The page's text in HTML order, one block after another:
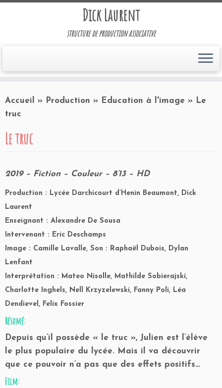
Dick Laurent
structure de production associative
Accueil » Production » Education à l'image » Le
truc
Le truc
2019 – Fiction – Couleur – 8’13 – HD
Production : Lycée Darchicourt d’Henin Beaumont, Dick
Laurent
Enseignant : Alexandre De Sousa
Intervenant : Eric Deschamps
Image : Camille Lavalle, Son : Raphaël Dubois, Dylan
Lenfant
Interprétation : Mateo Nisolle, Mathilde Sobierajski,
Charlotte Inghels, Nell Krzyzelewski, Fanny Poli, Léa
Dendievel, Felix Fossier
Résumé:
Depuis qu’il possède « le truc », Julien est l’élève
le plus populaire du lycée. Mais il va découvrir
que ce pouvoir n’a pas que des effets positifs…
Film: